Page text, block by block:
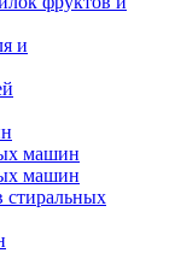
и
машин
машин
стиральных